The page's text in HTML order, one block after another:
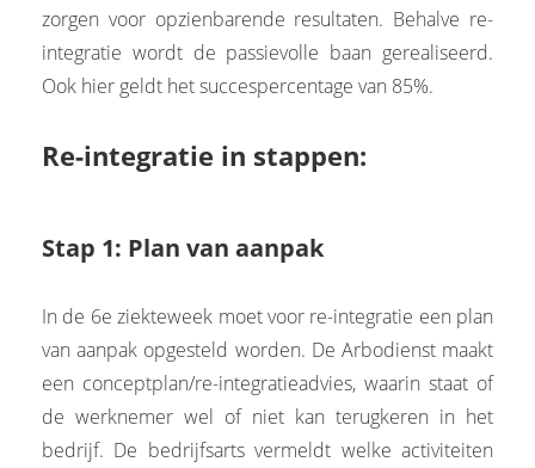
zorgen voor opzienbarende resultaten. Behalve re-
integratie wordt de passievolle baan gerealiseerd.
Ook hier geldt het succespercentage van 85%.
Re-integratie in stappen:
Stap 1: Plan van aanpak
In de 6e ziekteweek moet voor re-integratie een plan
van aanpak opgesteld worden. De Arbodienst maakt
een conceptplan/re-integratieadvies, waarin staat of
de werknemer wel of niet kan terugkeren in het
bedrijf. De bedrijfsarts vermeldt welke activiteiten